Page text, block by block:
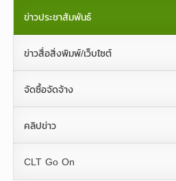
ข่าวประชาสัมพันธ์
ข่าวสื่อสิ่งพิมพ์/เว็บไซต์
จัดซื้อจัดจ้าง
คลิปข่าว
CLT Go On